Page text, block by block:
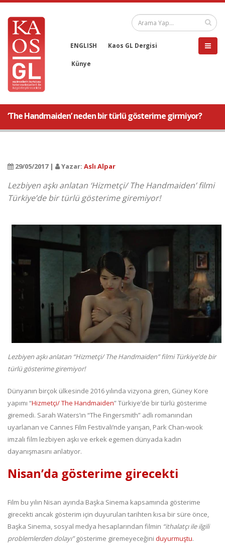
ENGLISH Kaos GL Dergisi
Künye
‘The Handmaiden’ neden bir türlü gösterime girmiyor?
29/05/2017 | Yazar: Aslı Alpar
Lezbiyen aşkı anlatan ‘Hizmetçi/ The Handmaiden’ filmi
Türkiye’de bir türlü gösterime giremiyor!
Lezbiyen aşkı anlatan “Hizmetçi/ The Handmaiden” filmi Türkiye’de bir
türlü gösterime giremiyor!
Dünyanın birçok ülkesinde 2016 yılında vizyona giren, Güney Kore
yapımı “Hizmetçi/ The Handmaiden” Türkiye’de bir türlü gösterime
giremedi. Sarah Waters’ın “The Fingersmith” adlı romanından
uyarlanan ve Cannes Film Festivali’nde yarışan, Park Chan-wook
imzalı film lezbiyen aşkı ve erkek egemen dünyada kadın
dayanışmasını anlatıyor.
Nisan’da gösterime girecekti
Film bu yılın Nisan ayında Başka Sinema kapsamında gösterime
girecekti ancak gösterim için duyurulan tarihten kısa bir süre önce,
Başka Sinema, sosyal medya hesaplarından filmin “ithalatçı ile ilgili
problemlerden dolayı”gösterime giremeyeceğini duyurmuştu.